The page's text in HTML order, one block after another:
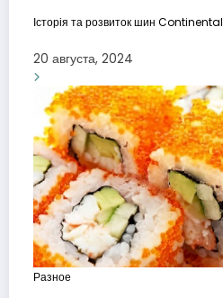
Історія та розвиток шин Continental
20 августа, 2024
Разное